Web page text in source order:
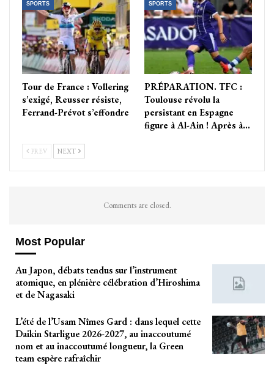
SPORTS
Tour de France : Vollering
s’exigé, Reusser résiste,
Ferrand-Prévot s’effondre
SPORTS
PRÉPARATION. TFC :
Toulouse révolu la
persistant en Espagne
figure à Al-Ain ! Après à…
PREV NEXT
Comments are closed.
Most Popular
Au Japon, débats tendus sur l’instrument
atomique, en plénière célébration d’Hiroshima
et de Nagasaki
L’été de l’Usam Nîmes Gard : dans lequel cette
Daikin Starligue 2026-2027, au inaccoutumé
nom et au inaccoutumé longueur, la Green
team espère rafraîchir